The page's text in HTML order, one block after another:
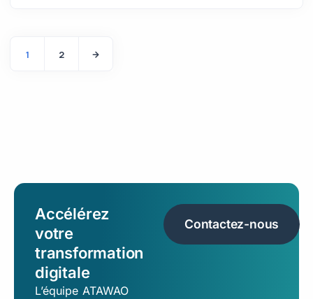
1 2
Accélérez
votre
transformation
digitale
L’équipe ATAWAO
Contactez-nous